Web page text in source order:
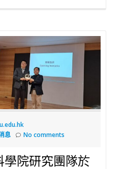
息 No comments
學院研究團隊於